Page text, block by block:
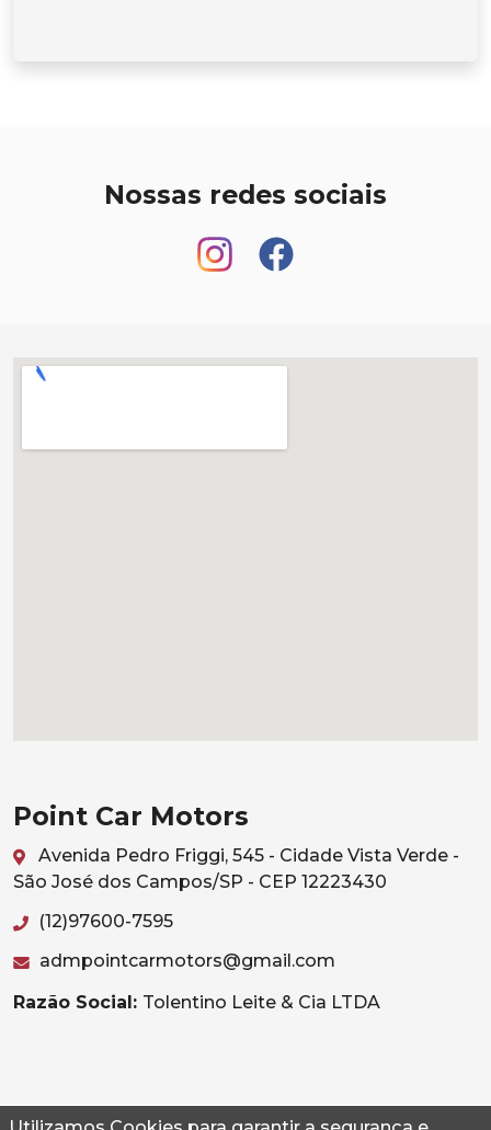
Nossas redes sociais
Point Car Motors
Avenida Pedro Friggi, 545 - Cidade Vista Verde -
São José dos Campos/SP - CEP 12223430
(12)97600-7595
admpointcarmotors@gmail.com
Razão Social: Tolentino Leite & Cia LTDA